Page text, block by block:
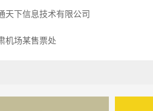
天下信息技术有限公司
机场某售票处